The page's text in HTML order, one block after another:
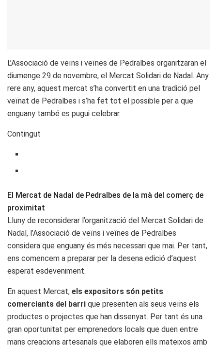
L’Associació de veïns i veïnes de Pedralbes organitzaran el
diumenge 29 de novembre, el Mercat Solidari de Nadal. Any
rere any, aquest mercat s’ha convertit en una tradició pel
veïnat de Pedralbes i s’ha fet tot el possible per a que
enguany també es pugui celebrar.
Contingut
El Mercat de Nadal de Pedralbes de la mà del comerç de
proximitat
Lluny de reconsiderar l’organització del Mercat Solidari de
Nadal, l’Associació de veïns i veïnes de Pedralbes
considera que enguany és més necessari que mai. Per tant,
ens comencem a preparar per la desena edició d’aquest
esperat esdeveniment.
En aquest Mercat, els expositors són petits
comerciants del barri que presenten als seus veïns els
productes o projectes que han dissenyat. Per tant és una
gran oportunitat per emprenedors locals que duen entre
mans creacions artesanals que elaboren ells mateixos amb